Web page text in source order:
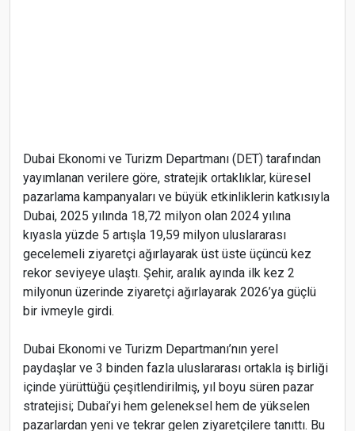
Dubai Ekonomi ve Turizm Departmanı (DET) tarafından
yayımlanan verilere göre, stratejik ortaklıklar, küresel
pazarlama kampanyaları ve büyük etkinliklerin katkısıyla
Dubai, 2025 yılında 18,72 milyon olan 2024 yılına
kıyasla yüzde 5 artışla 19,59 milyon uluslararası
gecelemeli ziyaretçi ağırlayarak üst üste üçüncü kez
rekor seviyeye ulaştı. Şehir, aralık ayında ilk kez 2
milyonun üzerinde ziyaretçi ağırlayarak 2026’ya güçlü
bir ivmeyle girdi.
Dubai Ekonomi ve Turizm Departmanı’nın yerel
paydaşlar ve 3 binden fazla uluslararası ortakla iş birliği
içinde yürüttüğü çeşitlendirilmiş, yıl boyu süren pazar
stratejisi; Dubai’yi hem geleneksel hem de yükselen
pazarlardan yeni ve tekrar gelen ziyaretçilere tanıttı. Bu